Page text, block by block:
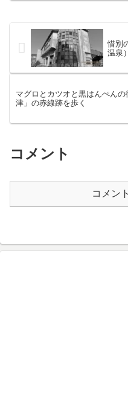
惜別
温泉
マグロとカツオと黒はんぺんの
津」の赤線跡を歩く
コメント
コメン